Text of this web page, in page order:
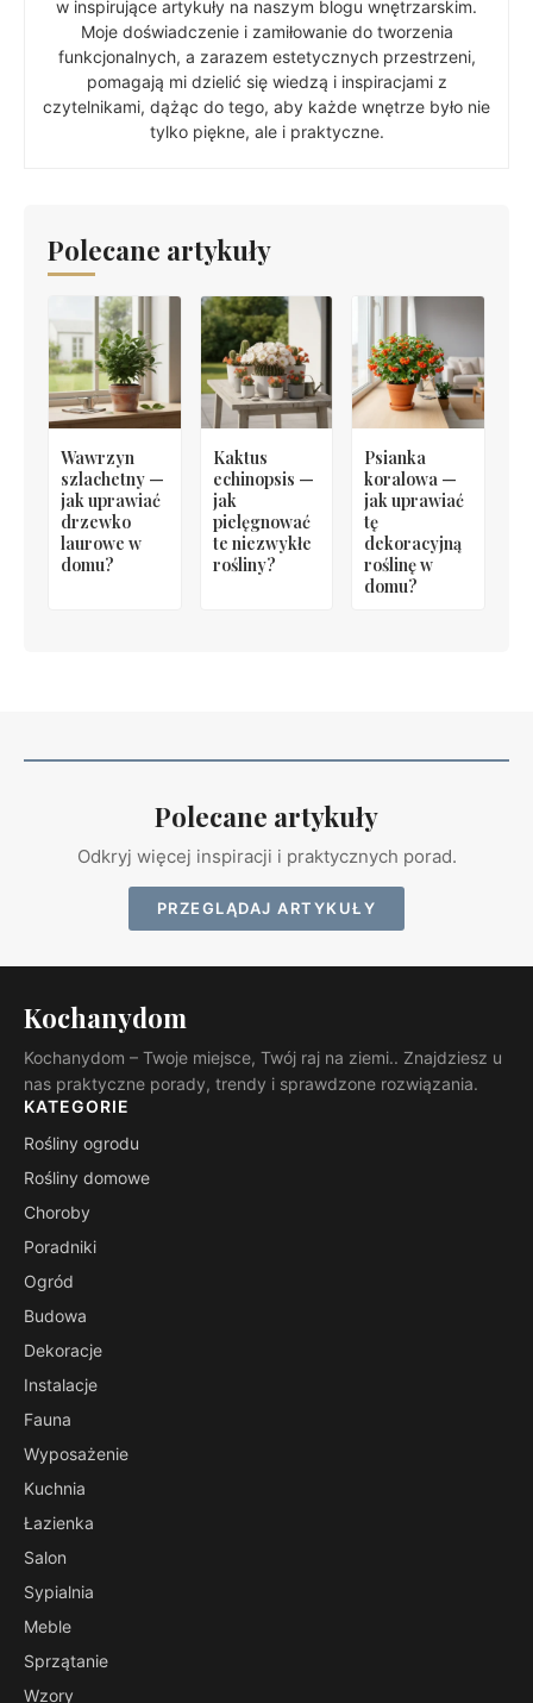
w inspirujące artykuły na naszym blogu wnętrzarskim.
Moje doświadczenie i zamiłowanie do tworzenia
funkcjonalnych, a zarazem estetycznych przestrzeni,
pomagają mi dzielić się wiedzą i inspiracjami z
czytelnikami, dążąc do tego, aby każde wnętrze było nie
tylko piękne, ale i praktyczne.
Polecane artykuły
Wawrzyn
szlachetny —
jak uprawiać
drzewko
laurowe w
domu?
Kaktus
echinopsis —
jak
pielęgnować
te niezwykłe
rośliny?
Psianka
koralowa —
jak uprawiać
tę
dekoracyjną
roślinę w
domu?
Polecane artykuły
Odkryj więcej inspiracji i praktycznych porad.
PRZEGLĄDAJ ARTYKUŁY
Kochanydom
Kochanydom – Twoje miejsce, Twój raj na ziemi.. Znajdziesz u
nas praktyczne porady, trendy i sprawdzone rozwiązania.
KATEGORIE
Rośliny ogrodu
Rośliny domowe
Choroby
Poradniki
Ogród
Budowa
Dekoracje
Instalacje
Fauna
Wyposażenie
Kuchnia
Łazienka
Salon
Sypialnia
Meble
Sprzątanie
Wzory